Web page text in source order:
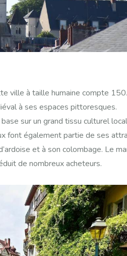
ville à taille humaine compte
à ses espaces pittoresques.
sur un grand tissu culturel
font également partie de ses
et à son colombage. Le
de nombreux acheteurs.